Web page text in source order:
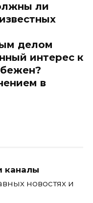
ли
делом
интерес к
в
каналы
новостях и